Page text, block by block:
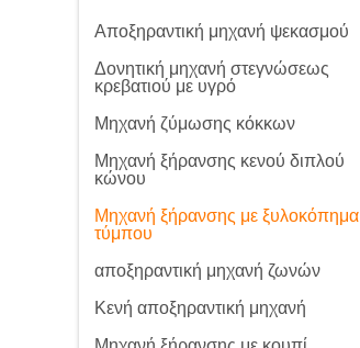
Αποξηραντική μηχανή ψεκασμού
Δονητική μηχανή στεγνώσεως
κρεβατιού με υγρό
Μηχανή ζύμωσης κόκκων
Μηχανή ξήρανσης κενού διπλού
κώνου
Μηχανή ξήρανσης με ξυλοκόπημα
τύμπου
αποξηραντική μηχανή ζωνών
Κενή αποξηραντική μηχανή